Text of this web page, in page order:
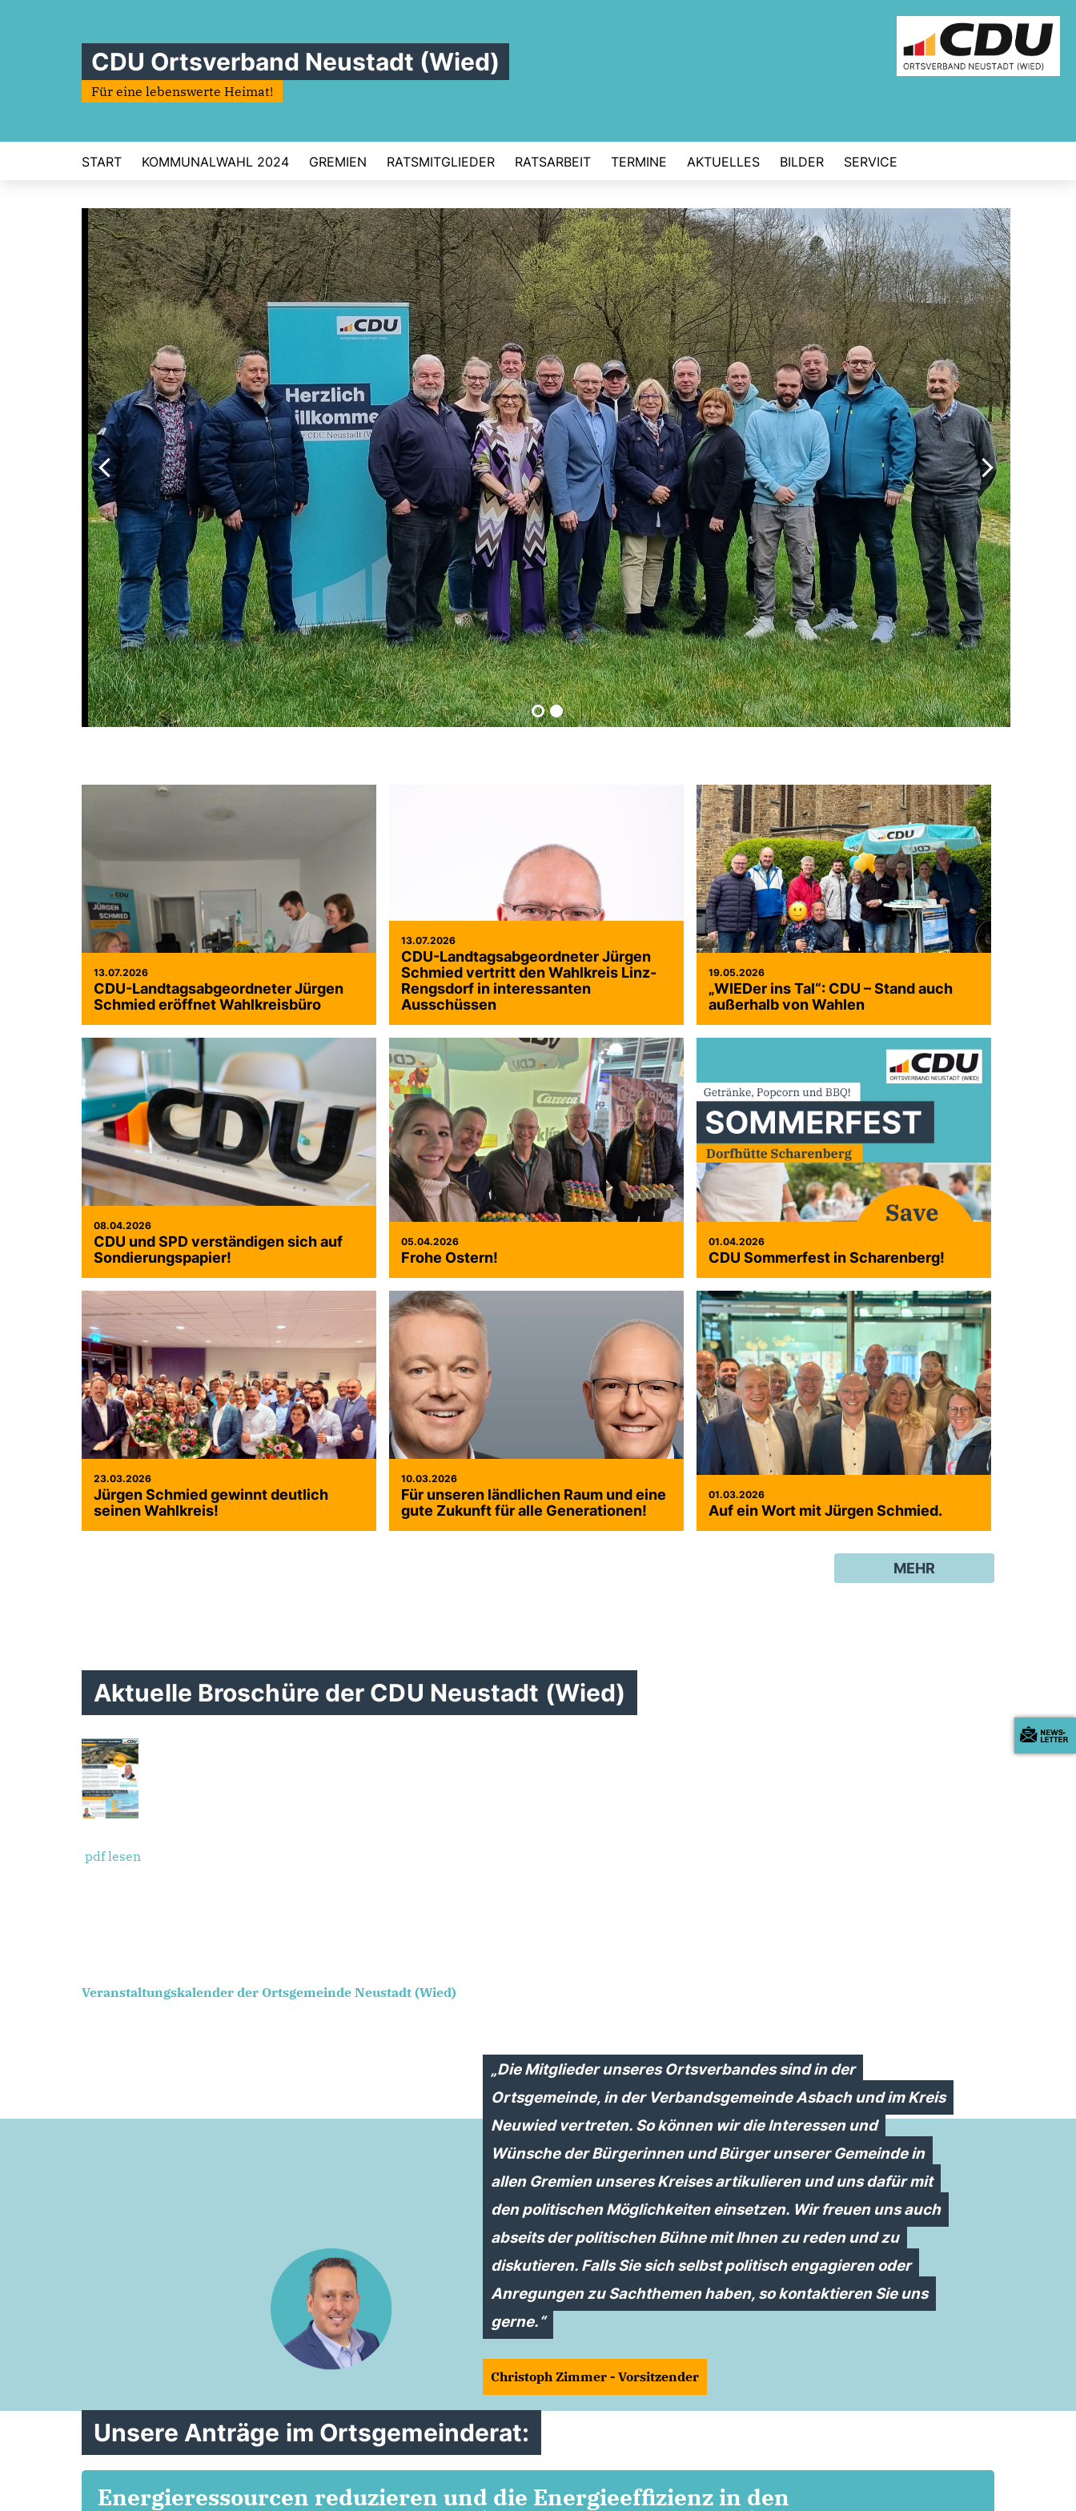
CDU Ortsverband Neustadt (Wied)
Für eine lebenswerte Heimat!
START KOMMUNALWAHL 2024 GREMIEN RATSMITGLIEDER RATSARBEIT TERMINE AKTUELLES BILDER SERVICE
13.07.2026
CDU-Landtagsabgeordneter Jürgen
Schmied eröffnet Wahlkreisbüro
13.07.2026
CDU-Landtagsabgeordneter Jürgen
Schmied vertritt den Wahlkreis Linz-
Rengsdorf in interessanten
Ausschüssen
19.05.2026
WIEDer ins Tal“: CDU – Stand auch
außerhalb von Wahlen
08.04.2026
CDU und SPD verständigen sich auf
Sondierungspapier!
05.04.2026
Frohe Ostern!
01.04.2026
CDU Sommerfest in Scharenberg!
23.03.2026
Jürgen Schmied gewinnt deutlich
seinen Wahlkreis!
10.03.2026
Für unseren ländlichen Raum und eine
gute Zukunft für alle Generationen!
01.03.2026
Auf ein Wort mit Jürgen Schmied.
MEHR
Aktuelle Broschüre der CDU Neustadt (Wied)
pdf lesen
Veranstaltungskalender der Ortsgemeinde Neustadt (Wied)
Die Mitglieder unseres Ortsverbandes sind in der
Ortsgemeinde, in der Verbandsgemeinde Asbach und im Kreis
Neuwied vertreten. So können wir die Interessen und
Wünsche der Bürgerinnen und Bürger unserer Gemeinde in
allen Gremien unseres Kreises artikulieren und uns dafür mit
den politischen Möglichkeiten einsetzen. Wir freuen uns auch
abseits der politischen Bühne mit Ihnen zu reden und zu
diskutieren. Falls Sie sich selbst politisch engagieren oder
Anregungen zu Sachthemen haben, so kontaktieren Sie uns
gerne.
Christoph Zimmer - Vorsitzender
Unsere Anträge im Ortsgemeinderat:
Energieressourcen reduzieren und die Energieeffizienz in den